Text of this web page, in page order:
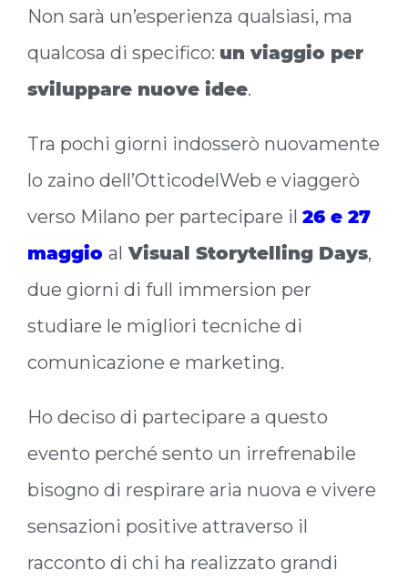
Non sarà un’esperienza qualsiasi, ma
qualcosa di specifico: un viaggio per
sviluppare nuove idee.
Tra pochi giorni indosserò nuovamente
lo zaino dell’OtticodelWeb e viaggerò
verso Milano per partecipare il 26 e 27
maggio al Visual Storytelling Days,
due giorni di full immersion per
studiare le migliori tecniche di
comunicazione e marketing.
Ho deciso di partecipare a questo
evento perché sento un irrefrenabile
bisogno di respirare aria nuova e vivere
sensazioni positive attraverso il
racconto di chi ha realizzato grandi